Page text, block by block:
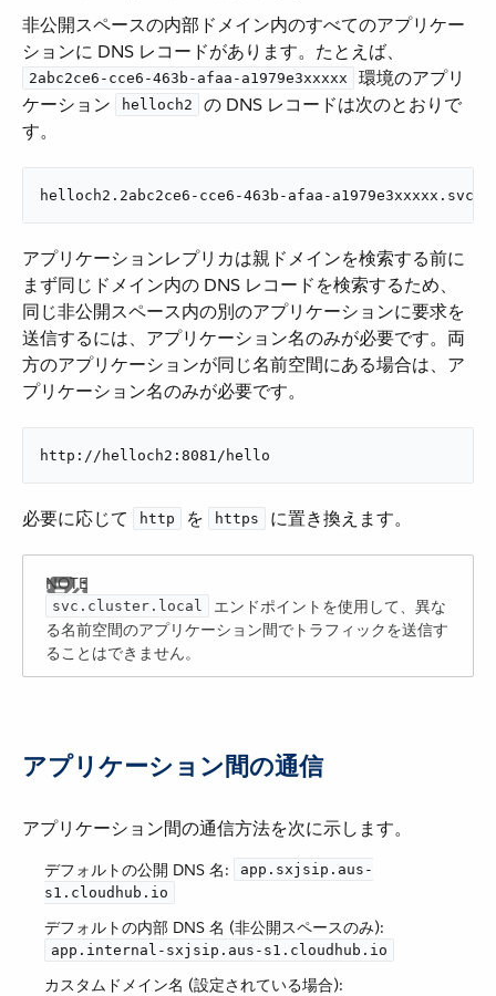
非公開スペースの内部ドメイン内のすべてのアプリケー
ションに DNS レコードがあります。たとえば、​
2abc2ce6-cce6-463b-afaa-a1979e3xxxxx
​ 環境のアプリ
ケーション ​
helloch2
​ の DNS レコードは次のとおりで
す。
helloch2.2abc2ce6-cce6-463b-afaa-
アプリケーションレプリカは親ドメインを検索する前に
まず同じドメイン内の DNS レコードを検索するため、
同じ非公開スペース内の別のアプリケーションに要求を
送信するには、アプリケーション名のみが必要です。両
方のアプリケーションが同じ名前空間にある場合は、ア
プリケーション名のみが必要です。
http://helloch2:8081/hello
必要に応じて ​ http ​ を ​ https ​ に置き換えます。
svc.cluster.local
​ エンドポイントを使用して、異な
る名前空間のアプリケーション間でトラフィックを送信す
ることはできません。
アプリケーション間の通信
アプリケーション間の通信方法を次に示します。
デフォルトの公開 DNS 名:
app.sxjsip.aus-
s1.cloudhub.io
デフォルトの内部 DNS 名 (非公開スペースのみ):
app.internal-sxjsip.aus-s1.cloudhub.io
カスタムドメイン名 (設定されている場合):